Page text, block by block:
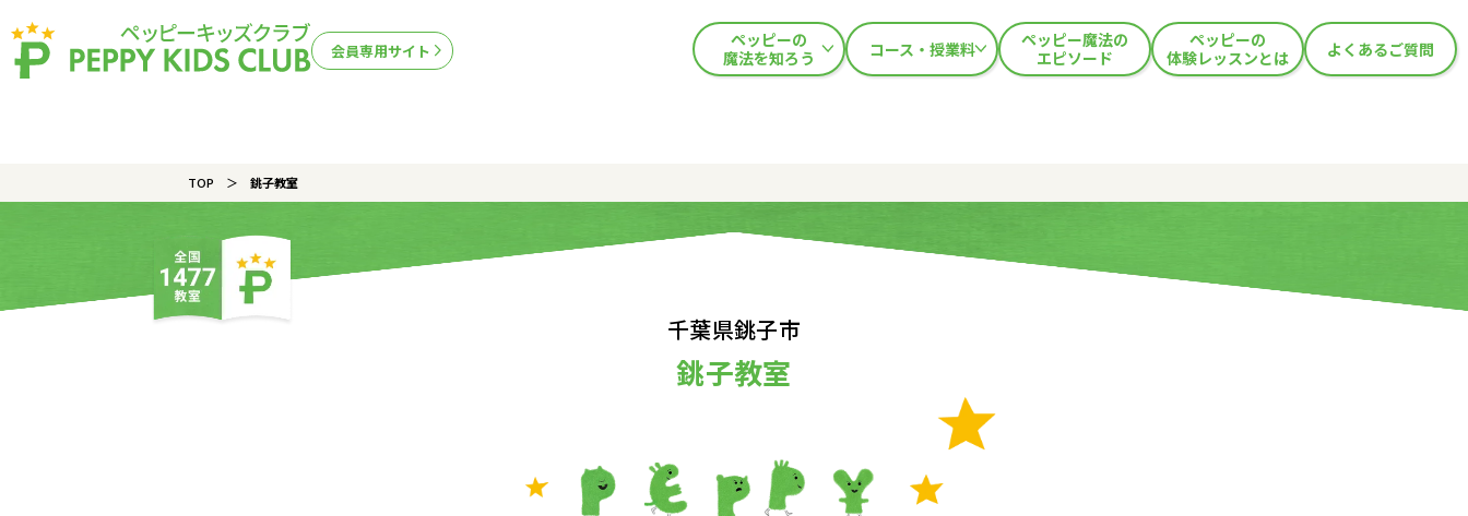
会員専用サイト
ペッピーの
魔法を知ろう
コース・授業料
ペッピー魔法の
エピソード
ペッピーの
体験レッスンとは
よくあるご質問
TOP 銚子教室
千葉県銚子市
銚子教室